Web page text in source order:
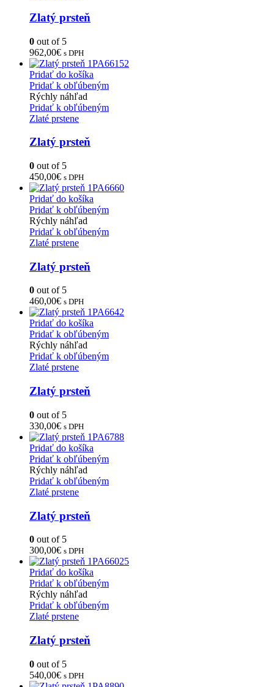
Zlatý prsteň
0 out of 5
962,00€ s DPH
Pridať do košíka
Pridať k obľúbeným
Rýchly náhľad
Pridať k obľúbeným
Zlaté prstene
Zlatý prsteň
0 out of 5
450,00€ s DPH
Pridať do košíka
Pridať k obľúbeným
Rýchly náhľad
Pridať k obľúbeným
Zlaté prstene
Zlatý prsteň
0 out of 5
460,00€ s DPH
Pridať do košíka
Pridať k obľúbeným
Rýchly náhľad
Pridať k obľúbeným
Zlaté prstene
Zlatý prsteň
0 out of 5
330,00€ s DPH
Pridať do košíka
Pridať k obľúbeným
Rýchly náhľad
Pridať k obľúbeným
Zlaté prstene
Zlatý prsteň
0 out of 5
300,00€ s DPH
Pridať do košíka
Pridať k obľúbeným
Rýchly náhľad
Pridať k obľúbeným
Zlaté prstene
Zlatý prsteň
0 out of 5
540,00€ s DPH